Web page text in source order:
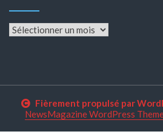
Archives
Fièrement propulsé par
NewsMagazine WordPress